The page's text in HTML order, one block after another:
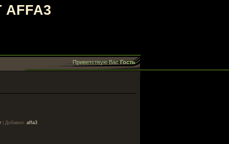
Приветствую ВасГость
| Добавил: affa3